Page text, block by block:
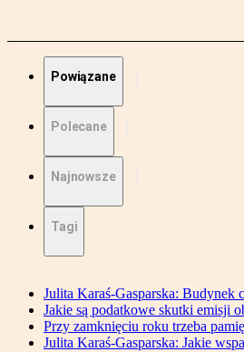
Powiązane
Polecane
Najnowsze
Tagi
Julita Karaś-Gasparska: Budynek
Jakie są podatkowe skutki emisji
Przy zamknięciu roku trzeba
Julita Karaś-Gasparska: Jakie